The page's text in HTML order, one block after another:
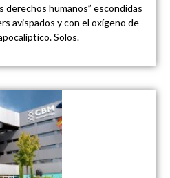
derechos humanos” escondidas
avispados y con el oxígeno de
Solos.